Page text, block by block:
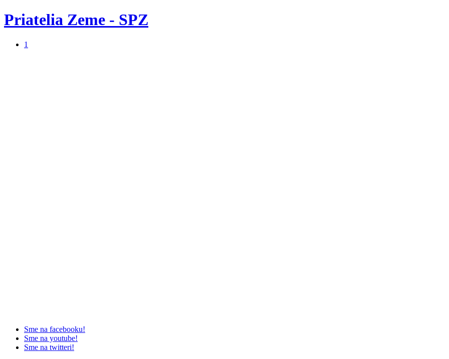
Priatelia Zeme - SPZ
1
Sme na facebooku!
Sme na youtube!
Sme na twitteri!